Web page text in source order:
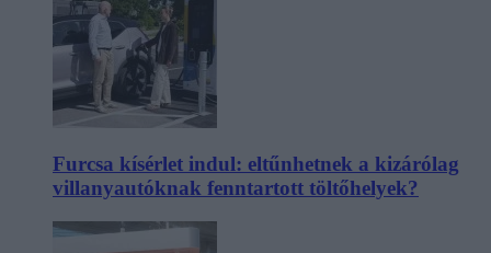
Furcsa kísérlet indul: eltűnhetnek a kizárólag
villanyautóknak fenntartott töltőhelyek?